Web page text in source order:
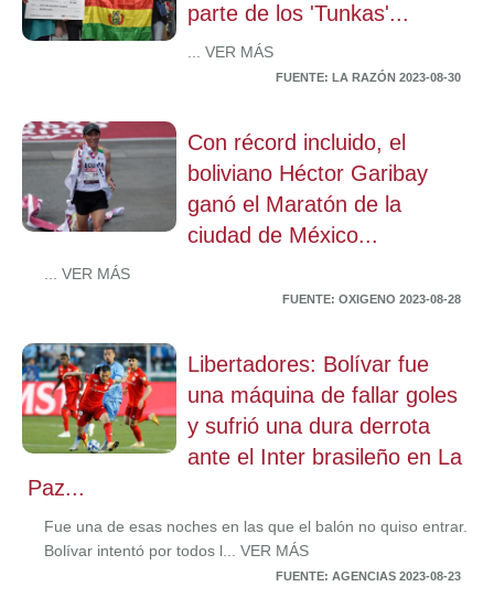
parte de los 'Tunkas'...
... VER MÁS
FUENTE: LA RAZÓN 2023-08-30
Con récord incluido, el
boliviano Héctor Garibay
ganó el Maratón de la
ciudad de México...
... VER MÁS
FUENTE: OXIGENO 2023-08-28
Libertadores: Bolívar fue
una máquina de fallar goles
y sufrió una dura derrota
ante el Inter brasileño en La
Paz...
Fue una de esas noches en las que el balón no quiso entrar.
Bolívar intentó por todos l... VER MÁS
FUENTE: AGENCIAS 2023-08-23